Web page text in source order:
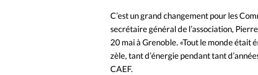
C’est un grand changement pour les
secrétaire général de l’association,
20 mai à Grenoble. «Tout le monde
zèle, tant d’énergie pendant tant
CAEF.